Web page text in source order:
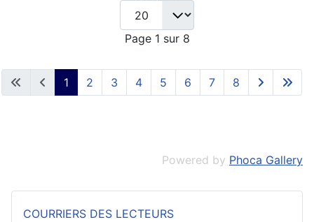
COURRIERS DES LECTEURS
Page 1 sur 8
1 2 3 4 5 6 7 8
Powered by Phoca Gallery